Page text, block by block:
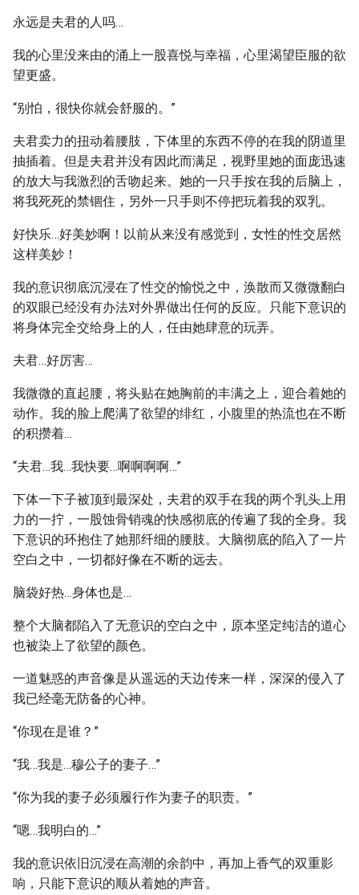
永远是夫君的人吗…
我的心里没来由的涌上一股喜悦与幸福，心里渴望臣服的欲
望更盛。
“别怕，很快你就会舒服的。”
夫君卖力的扭动着腰肢，下体里的东西不停的在我的阴道里
抽插着。但是夫君并没有因此而满足，视野里她的面庞迅速
的放大与我激烈的舌吻起来。她的一只手按在我的后脑上，
将我死死的禁锢住，另外一只手则不停把玩着我的双乳。
好快乐…好美妙啊！以前从来没有感觉到，女性的性交居然
这样美妙！
我的意识彻底沉浸在了性交的愉悦之中，涣散而又微微翻白
的双眼已经没有办法对外界做出任何的反应。只能下意识的
将身体完全交给身上的人，任由她肆意的玩弄。
夫君…好厉害…
我微微的直起腰，将头贴在她胸前的丰满之上，迎合着她的
动作。我的脸上爬满了欲望的绯红，小腹里的热流也在不断
的积攒着…
“夫君…我…我快要…啊啊啊啊…”
下体一下子被顶到最深处，夫君的双手在我的两个乳头上用
力的一拧，一股蚀骨销魂的快感彻底的传遍了我的全身。我
下意识的环抱住了她那纤细的腰肢。大脑彻底的陷入了一片
空白之中，一切都好像在不断的远去。
脑袋好热…身体也是…
整个大脑都陷入了无意识的空白之中，原本坚定纯洁的道心
也被染上了欲望的颜色。
一道魅惑的声音像是从遥远的天边传来一样，深深的侵入了
我已经毫无防备的心神。
“你现在是谁？”
“我…我是…穆公子的妻子…”
“你为我的妻子必须履行作为妻子的职责。”
“嗯…我明白的…”
我的意识依旧沉浸在高潮的余韵中，再加上香气的双重影
响，只能下意识的顺从着她的声音。